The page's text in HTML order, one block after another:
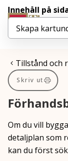
Gå till innehåll
Gå till huvudmeny
Du är här:
Tillstånd och
Skriv ut
Om du vill
detaljplan som
kan du först
Innehåll på
Skapa